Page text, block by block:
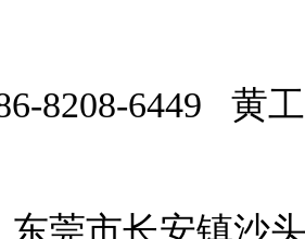
8208-6449 黄
东莞市长安镇沙